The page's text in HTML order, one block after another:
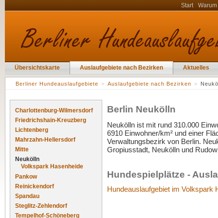
Start
Charlottenburg-Wilmersdorf
Friedrichshain-Kreuzberg
Lichtenberg
Mahrzahn-Hellersdorf
Mitte
Neukölln
Volkspark Hasenheide
Pankow
Reinickendorf
Spandau
Steglitz-Zehlendorf
Tempelhof-Schöneberg
Übersichtskarte Auslaufgebiete nach Bezirken Aktuelles
Berliner Hundeauslaufgebiete > Auslaufgebiete nach Bezirken >
Berlin Neukölln
Neukölln ist mit rund 310.000
6910 Einwohner/km² und einer
Verwaltungsbezirk von Berlin.
Gropiusstadt, Neukölln und
Hundespielplätze -
Hundeauslaufgebiet im Volkspark